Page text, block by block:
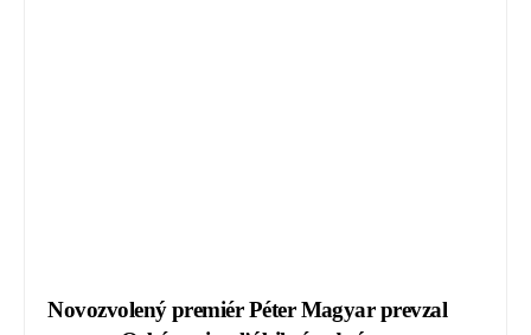
Novozvolený premiér Péter Magyar prevzal